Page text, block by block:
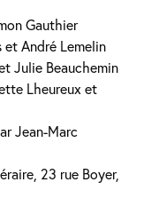
Gauthier
et André Lemelin
Julie Beauchemin
Lheureux et
Jean-Marc
23 rue Boyer,